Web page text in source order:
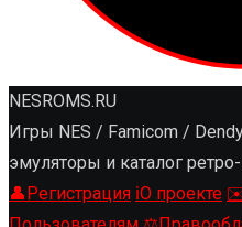
NESROMS.RU
Игры NES / Famicom /
эмуляторы и каталог ретро-
👤 Регистрация ℹ️О проекте